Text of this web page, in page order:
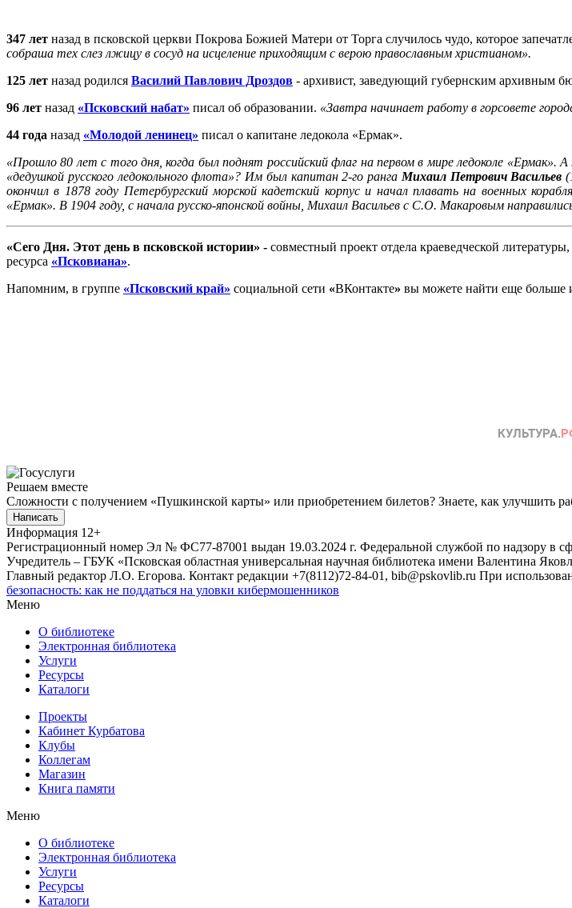
347 лет назад в псковской церкви Покрова Божией Матери от Торга случилось чудо, которое
собраша тех слез лжицу в сосуд на исцеление приходящим с верою православным христианом».
125 лет назад родился Василий Павлович Дроздов - архивист, заведующий губернским архивным
96 лет назад «Псковский набат» писал об образовании. «Завтра начинает работу в горсовете
44 года назад «Молодой ленинец» писал о капитане ледокола «Ермак».
«Прошло 80 лет с того дня, когда был поднят российский флаг на первом в мире ледоколе
«дедушкой русского ледокольного флота»? Им был капитан 2-го ранга Михаил Петрович Васильев
окончил в 1878 году Петербургский морской кадетский корпус и начал плавать на военных
«Ермак». В 1904 году, с начала русско-японской войны, Михаил Васильев с С.О. Макаровым
«Сего Дня. Этот день в псковской истории» - совместный проект отдела краеведческой
ресурса «Псковиана».
Напомним, в группе «Псковский край» социальной сети «ВКонтакте» вы можете найти еще больше
Решаем вместе
Сложности с получением «Пушкинской карты» или приобретением билетов? Знаете, как улучшить
Написать
Информация 12+
Регистрационный номер Эл № ФС77-87001 выдан 19.03.2024 г. Федеральной службой по надзору в
Учредитель – ГБУК «Псковская областная универсальная научная библиотека имени Валентина
Главный редактор Л.О. Егорова. Контакт редакции +7(8112)72-84-01, bib@pskovlib.ru При
безопасность: как не поддаться на уловки кибермошенников
Меню
О библиотеке
Электронная библиотека
Услуги
Ресурсы
Каталоги
Проекты
Кабинет Курбатова
Клубы
Коллегам
Магазин
Книга памяти
Меню
О библиотеке
Электронная библиотека
Услуги
Ресурсы
Каталоги